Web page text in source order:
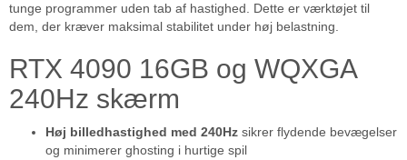
tunge programmer uden tab af hastighed. Dette er værktøjet til
dem, der kræver maksimal stabilitet under høj belastning.
RTX 4090 16GB og WQXGA
240Hz skærm
Høj billedhastighed med 240Hz sikrer flydende bevægelser
og minimerer ghosting i hurtige spil